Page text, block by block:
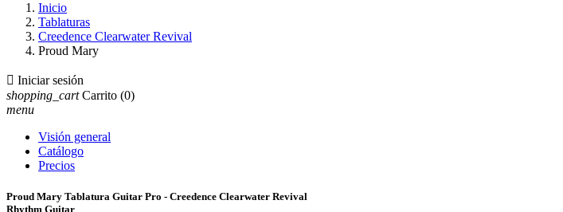
Inicio
Tablaturas
Creedence Clearwater Revival
Proud Mary
 Iniciar sesión
shopping_cart Carrito (0)
menu
Visión general
Catálogo
Precios
Proud Mary Tablatura Guitar Pro - Creedence Clearwater Revival
Rhythm Guitar